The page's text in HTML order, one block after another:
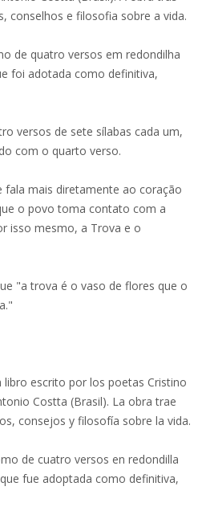
conselhos e filosofia sobre a vida.
de quatro versos em redondilha
foi adotada como definitiva,
versos de sete sílabas cada um,
com o quarto verso.
fala mais diretamente ao coração
o povo toma contato com a
isso mesmo, a Trova e o
"a trova é o vaso de flores que o
escrito por los poetas Cristino
Costta (Brasil). La obra trae
consejos y filosofía sobre la vida.
de cuatro versos en redondilla
fue adoptada como definitiva,